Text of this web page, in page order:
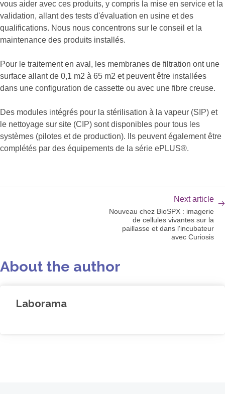
vous aider avec ces produits, y compris la mise en service et la
validation, allant des tests d'évaluation en usine et des
qualifications. Nous nous concentrons sur le conseil et la
maintenance des produits installés.
Pour le traitement en aval, les membranes de filtration ont une
surface allant de 0,1 m2 à 65 m2 et peuvent être installées
dans une configuration de cassette ou avec une fibre creuse.
Des modules intégrés pour la stérilisation à la vapeur (SIP) et
le nettoyage sur site (CIP) sont disponibles pour tous les
systèmes (pilotes et de production). Ils peuvent également être
complétés par des équipements de la série ePLUS®.
Next article
Nouveau chez BioSPX : imagerie
de cellules vivantes sur la
paillasse et dans l'incubateur
avec Curiosis
About the author
Laborama